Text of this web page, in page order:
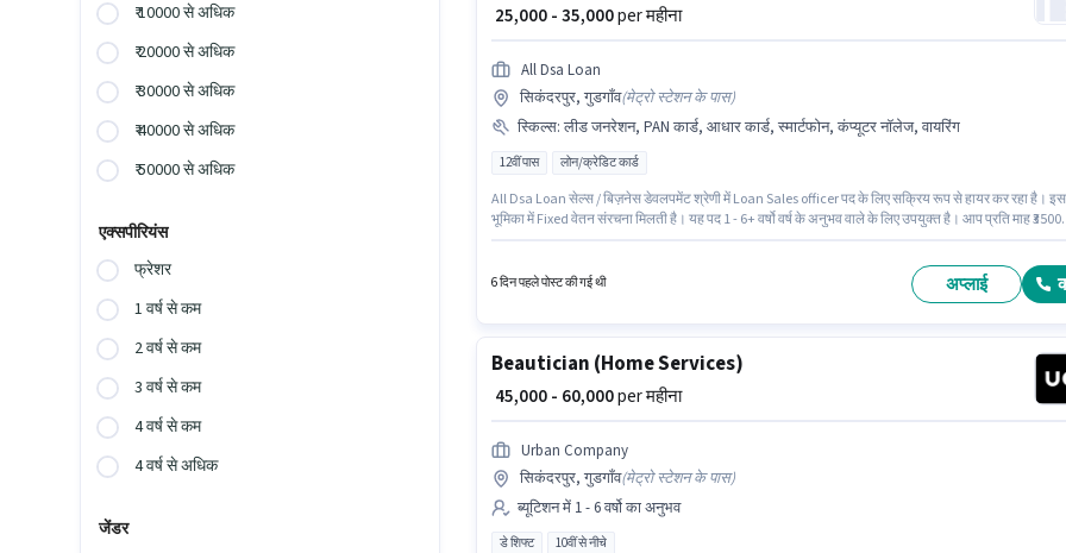
₹ 10000 से अधिक
₹ 20000 से अधिक
₹ 30000 से अधिक
₹ 40000 से अधिक
₹ 50000 से अधिक
एक्सपीरियंस
फ्रेशर
1 वर्ष से कम
2 वर्ष से कम
3 वर्ष से कम
4 वर्ष से कम
4 वर्ष से अधिक
जेंडर
₹ 25,000 - 35,000per महीना
All Dsa Loan
सिकंदरपुर, गुडगाँव(मेट्रो स्टेशन के पास)
स्किल्स: लीड जनरेशन, PAN कार्ड, आधार कार्ड, स्मार्टफोन, कंप्यूटर नॉलेज, वायरिंग
12वीं पास लोन/क्रेडिट कार्ड
All Dsa Loan सेल्स / बिज़नेस डेवलपमेंट श्रेणी में Loan Sales officer पद के लिए सक्रिय रूप से हायर कर रहा है। इस
भूमिका में Fixed वेतन संरचना मिलती है। यह पद 1 - 6+ वर्षो वर्ष के अनुभव वाले के लिए उपयुक्त है। आप प्रति माह
6 दिन पहले पोस्ट की गई थी अप्लाई
Beautician (Home Services)
₹ 45,000 - 60,000per महीना
Urban Company
सिकंदरपुर, गुडगाँव(मेट्रो स्टेशन के पास)
ब्यूटिशन में 1 - 6 वर्षो का अनुभव
डे शिफ्ट 10वीं से नीचे